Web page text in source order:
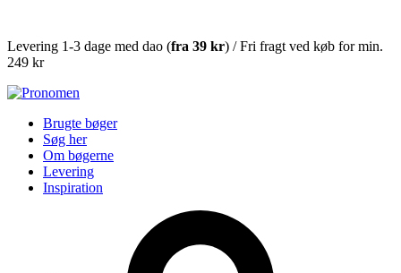
Levering 1-3 dage med dao (fra 39 kr) / Fri fragt ved køb for min.
249 kr
Brugte bøger
Søg her
Om bøgerne
Levering
Inspiration